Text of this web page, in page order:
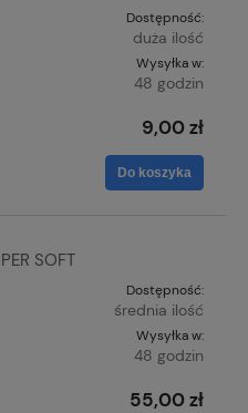
Dostępność:
duża ilość
Wysyłka w:
48 godzin
9,00 zł
Do koszyka
SOFT
Dostępność:
średnia ilość
Wysyłka w:
48 godzin
55,00 zł